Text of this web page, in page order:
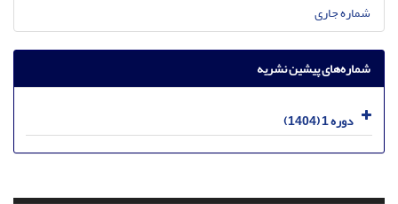
شماره جاری
شماره‌های پیشین نشریه
دوره 1 (1404)